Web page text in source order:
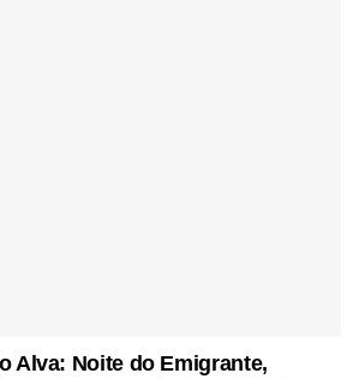
Alva: Noite do Emigrante,